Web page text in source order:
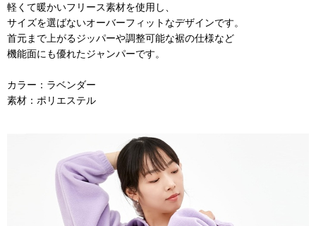
軽くて暖かいフリース素材を使用し、
サイズを選ばないオーバーフィットなデザインです。
首元まで上がるジッパーや調整可能な裾の仕様など
機能面にも優れたジャンパーです。
カラー：ラベンダー
素材：ポリエステル